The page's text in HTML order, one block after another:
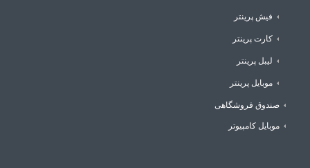
فیش پرینتر
کارت پرینتر
لیبل پرینتر
موبایل پرینتر
صندوق فروشگاهی
موبایل کامپیوتر